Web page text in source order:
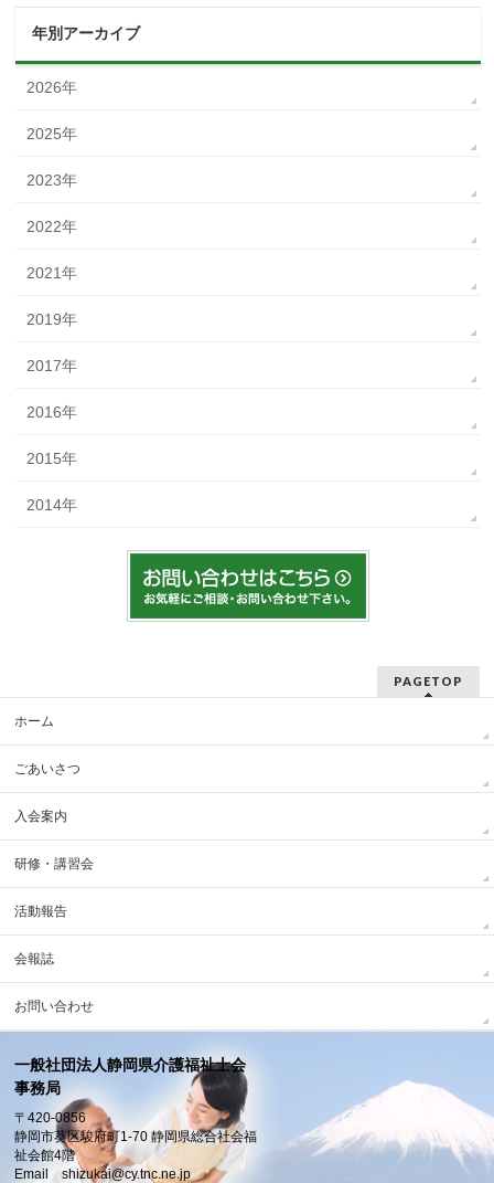
年別アーカイブ
2026年
2025年
2023年
2022年
2021年
2019年
2017年
2016年
2015年
2014年
PAGETOP
ホーム
ごあいさつ
入会案内
研修・講習会
活動報告
会報誌
お問い合わせ
一般社団法人静岡県介護福祉士会
事務局
〒420-0856
静岡市葵区駿府町1-70 静岡県総合社会福
祉会館4階
Email shizukai@cy.tnc.ne.jp